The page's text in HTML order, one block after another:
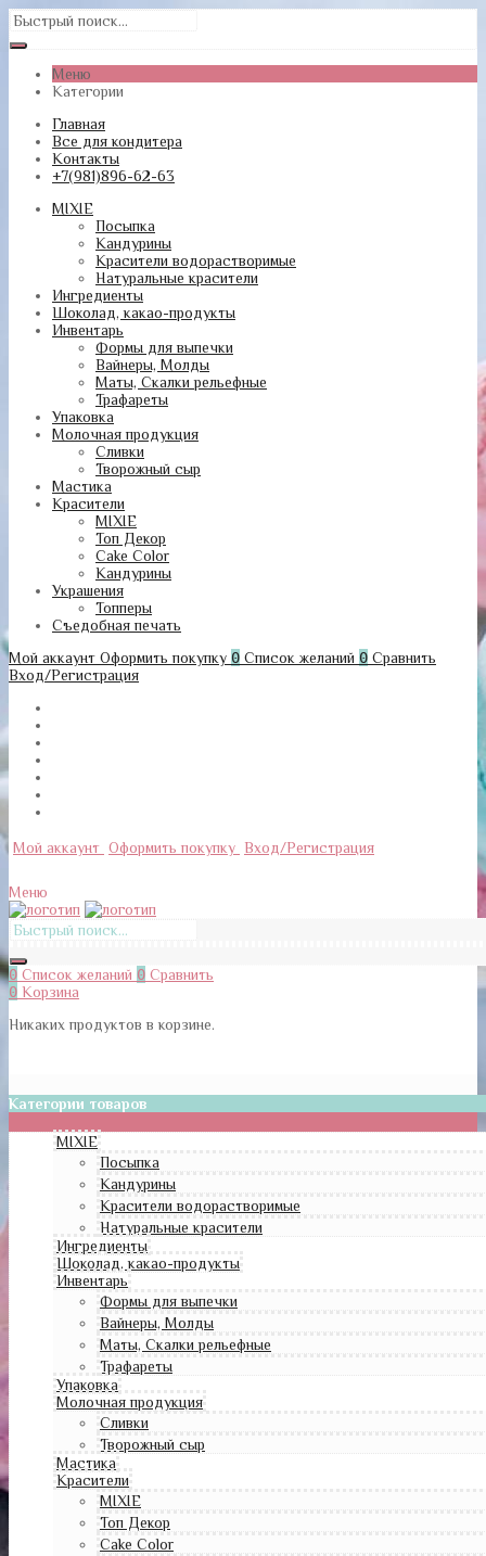
Меню
Категории
Главная
Все для кондитера
Контакты
+7(981)896-62-63
MIXIE
Посыпка
Кандурины
Красители водорастворимые
Натуральные красители
Ингредиенты
Шоколад, какао-продукты
Инвентарь
Формы для выпечки
Вайнеры, Молды
Маты, Скалки рельефные
Трафареты
Упаковка
Молочная продукция
Сливки
Творожный сыр
Мастика
Красители
MIXIE
Топ Декор
Cake Color
Кандурины
Украшения
Топперы
Съедобная печать
Мой аккаунт Оформить покупку 0 Список желаний 0 Сравнить
Вход/Регистрация
Мой аккаунт Оформить покупку Вход/Регистрация
Меню
0 Список желаний 0 Сравнить
0 Корзина
Никаких продуктов в корзине.
Категории товаров
MIXIE
Посыпка
Кандурины
Красители водорастворимые
Натуральные красители
Ингредиенты
Шоколад, какао-продукты
Инвентарь
Формы для выпечки
Вайнеры, Молды
Маты, Скалки рельефные
Трафареты
Упаковка
Молочная продукция
Сливки
Творожный сыр
Мастика
Красители
MIXIE
Топ Декор
Cake Color